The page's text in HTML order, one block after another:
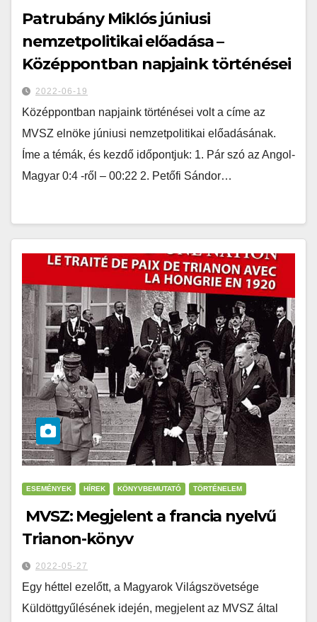
Patrubány Miklós júniusi
nemzetpolitikai előadása –
Középpontban napjaink történései
2022-06-19
Középpontban napjaink történései volt a címe az
MVSZ elnöke júniusi nemzetpolitikai előadásának.
Íme a témák, és kezdő időpontjuk: 1. Pár szó az Angol-
Magyar 0:4 -ről – 00:22 2. Petőfi Sándor…
ESEMÉNYEK HÍREK KÖNYVBEMUTATÓ TÖRTÉNELEM
MVSZ: Megjelent a francia nyelvű
Trianon-könyv
2022-05-27
Egy héttel ezelőtt, a Magyarok Világszövetsége
Küldöttgyűlésének idején, megjelent az MVSZ által